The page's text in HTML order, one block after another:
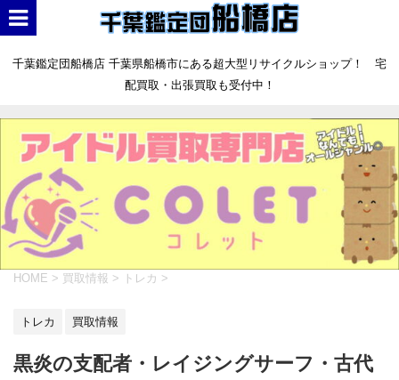
千葉鑑定団船橋店 千葉県船橋市にある超大型リサイクルショップ！ 宅
配買取・出張買取も受付中！
HOME > 買取情報 > トレカ >
トレカ 買取情報
黒炎の支配者・レイジングサーフ・古代